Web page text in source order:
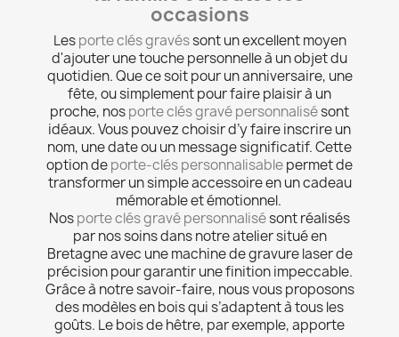
occasions
Lesporte clés gravéssont un excellent moyen
d'ajouter une touche personnelle à un objet du
quotidien. Que ce soit pour un anniversaire, une
fête, ou simplement pour faire plaisir à un
proche, nosporte clés gravé personnalisésont
idéaux. Vous pouvez choisir d’y faire inscrire un
nom, une date ou un message significatif. Cette
option deporte-clés personnalisablepermet de
transformer un simple accessoire en un cadeau
mémorable et émotionnel.
Nosporte clés gravé personnalisésont réalisés
par nos soins dans notre atelier situé en
Bretagne avec une machine de gravure laser de
précision pour garantir une finition impeccable.
Grâce à notre savoir-faire, nous vous proposons
des modèles en bois qui s’adaptent à tous les
goûts. Le bois de hêtre, par exemple, apporte